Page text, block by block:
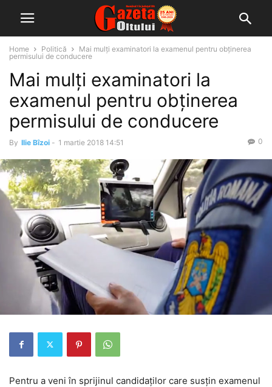
Home Politică
Mai mulți examinatori la examenul pentru obținerea
permisului de conducere
Mai mulți examinatori la
examenul pentru obținerea
permisului de conducere
By Ilie Bîzoi - 1 martie 2018 14:51 0
Pentru a veni în sprijinul candidaților care susțin examenul